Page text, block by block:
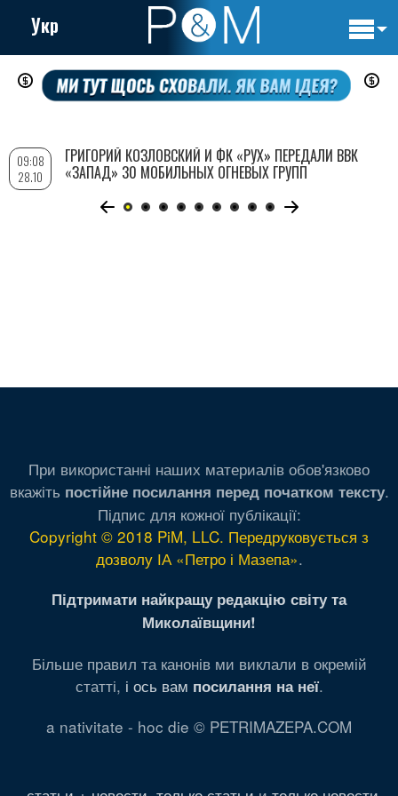
Перейти
содержанию
Укр
09:08
28.10
ГРИГОРИЙ КОЗЛОВСКИЙ И ФК «РУХ» ПЕРЕДАЛИ ВВК
«ЗАПАД» 30 МОБИЛЬНЫХ ОГНЕВЫХ ГРУПП
При використанні наших материалів обов'язково
вкажіть постійне посилання перед початком тексту.
Підпис для кожної публікації:
Copyright © 2018 PiM, LLC. Передруковується з
дозволу ІА «Петро і Мазепа».
Підтримати найкращу редакцію світу та
Миколаївщини!
Більше правил та канонів ми виклали в окремій
статті, і ось вам посилання на неї.
a nativitate - hoc die © PETRIMAZEPA.COM